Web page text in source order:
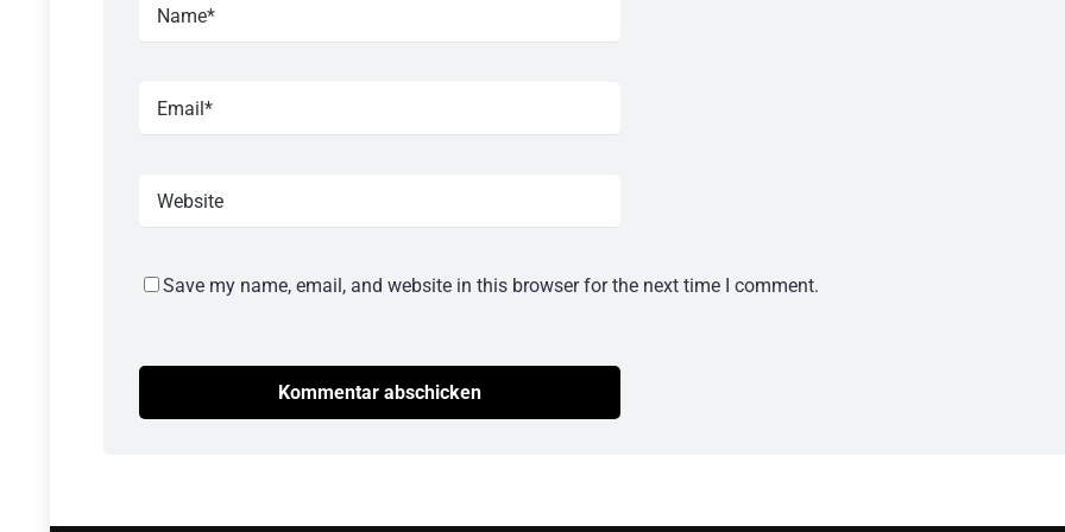
Save my name, email, and website in this browser for the next time I comment.